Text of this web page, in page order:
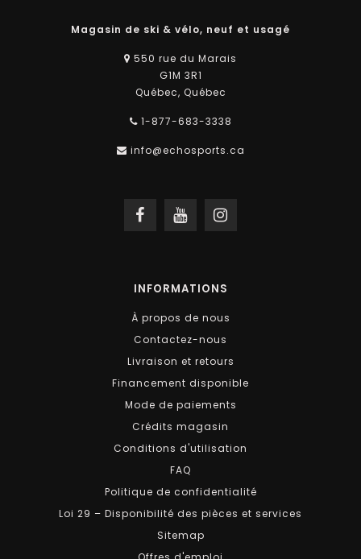
Magasin de ski & vélo, neuf et usagé
550 rue du Marais
G1M 3R1
Québec, Québec
1-877-683-3338
info@echosports.ca
INFORMATIONS
À propos de nous
Contactez-nous
Livraison et retours
Financement disponible
Mode de paiements
Crédits magasin
Conditions d'utilisation
FAQ
Politique de confidentialité
Loi 29 – Disponibilité des pièces et services
Sitemap